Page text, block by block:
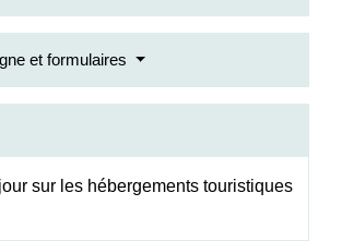
et formulaires
sur les hébergements touristiques